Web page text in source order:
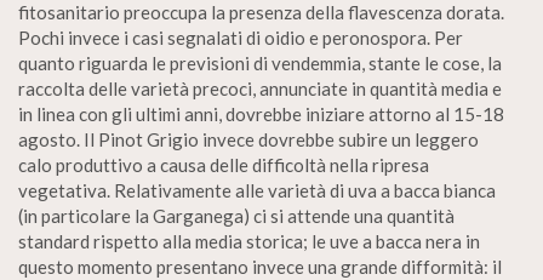
fitosanitario preoccupa la presenza della flavescenza dorata.
Pochi invece i casi segnalati di oidio e peronospora. Per
quanto riguarda le previsioni di vendemmia, stante le cose, la
raccolta delle varietà precoci, annunciate in quantità media e
in linea con gli ultimi anni, dovrebbe iniziare attorno al 15-18
agosto. Il Pinot Grigio invece dovrebbe subire un leggero
calo produttivo a causa delle difficoltà nella ripresa
vegetativa. Relativamente alle varietà di uva a bacca bianca
(in particolare la Garganega) ci si attende una quantità
standard rispetto alla media storica; le uve a bacca nera in
questo momento presentano invece una grande difformità: il